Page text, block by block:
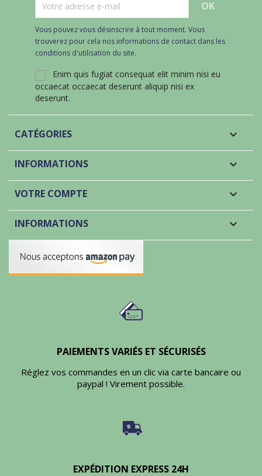
Vous pouvez vous désinscrire à tout moment. Vous
trouverez pour cela nos informations de contact dans les
conditions d'utilisation du site.
Enim quis fugiat consequat elit minim nisi eu
occaecat occaecat deserunt aliquip nisi ex
deserunt.
CATÉGORIES 
INFORMATIONS 
VOTRE COMPTE 
INFORMATIONS keyboard_arrow_down
PAIEMENTS VARIÉS ET SÉCURISÉS
Réglez vos commandes en un clic via carte bancaire ou
paypal ! Virement possible.
EXPÉDITION EXPRESS 24H